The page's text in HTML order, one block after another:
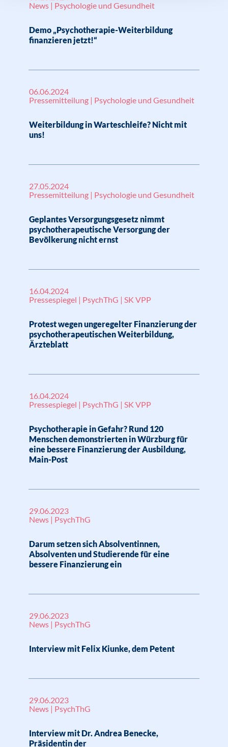
News | Psychologie und Gesundheit
Demo „Psychotherapie-Weiterbildung
finanzieren jetzt!“
06.06.2024
Pressemitteilung | Psychologie und Gesundheit
Weiterbildung in Warteschleife? Nicht mit
uns!
27.05.2024
Pressemitteilung | Psychologie und Gesundheit
Geplantes Versorgungsgesetz nimmt
psychotherapeutische Versorgung der
Bevölkerung nicht ernst
16.04.2024
Pressespiegel | PsychThG | SK VPP
Protest wegen ungeregelter Finanzierung der
psychothera­peutischen Weiterbildung,
Ärzteblatt
16.04.2024
Pressespiegel | PsychThG | SK VPP
Psychotherapie in Gefahr? Rund 120
Menschen demonstrierten in Würzburg für
eine bessere Finanzierung der Ausbildung,
Main-Post
29.06.2023
News | PsychThG
Darum setzen sich Absolventinnen,
Absolventen und Studierende für eine
bessere Finanzierung ein
29.06.2023
News | PsychThG
Interview mit Felix Kiunke, dem Petent
29.06.2023
News | PsychThG
Interview mit Dr. Andrea Benecke,
Präsidentin der